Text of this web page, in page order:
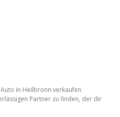
in Heilbronn verkaufen
Partner zu finden, der dir